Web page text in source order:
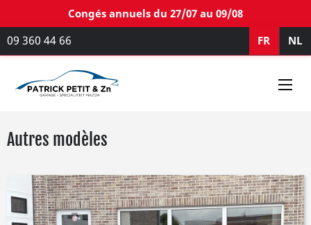
Congés annuels du 27/07 au 09/08
09 360 44 66 FR NL
Autres modèles